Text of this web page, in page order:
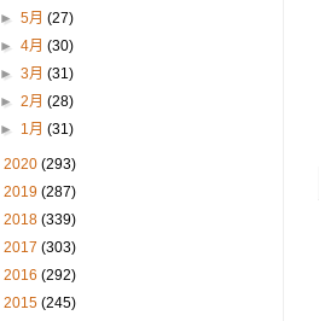
►5月(27)
►4月(30)
►3月(31)
►2月(28)
► 1月(31)
2020 (293)
2019 (287)
2018 (339)
2017 (303)
2016 (292)
2015 (245)